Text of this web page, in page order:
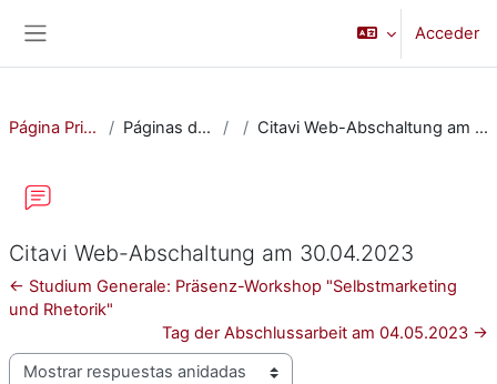
Acceder
Página Principal Páginas del sitio Citavi Web-Abschaltung am 30.04.2023
Citavi Web-Abschaltung am 30.04.2023
← Studium Generale: Präsenz-Workshop "Selbstmarketing
und Rhetorik"
Tag der Abschlussarbeit am 04.05.2023 →
Mostrar modo